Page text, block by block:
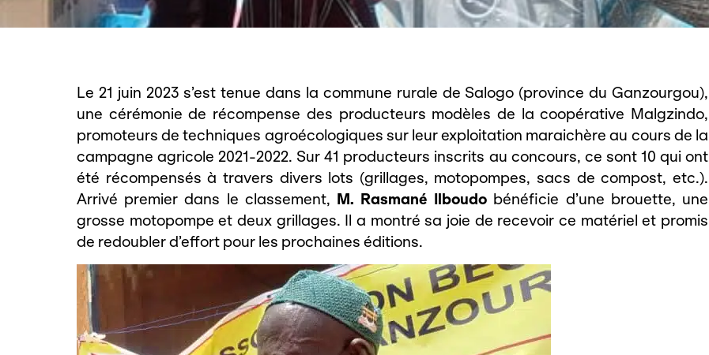
Le 21 juin 2023 s’est tenue dans la commune rurale de Salogo (province du Ganzourgou),
une cérémonie de récompense des producteurs modèles de la coopérative Malgzindo,
promoteurs de techniques agroécologiques sur leur exploitation maraichère au cours de la
campagne agricole 2021-2022. Sur 41 producteurs inscrits au concours, ce sont 10 qui ont
été récompensés à travers divers lots (grillages, motopompes, sacs de compost, etc.).
Arrivé premier dans le classement, M. Rasmané Ilboudo bénéficie d’une brouette, une
grosse motopompe et deux grillages. Il a montré sa joie de recevoir ce matériel et promis
de redoubler d’effort pour les prochaines éditions.